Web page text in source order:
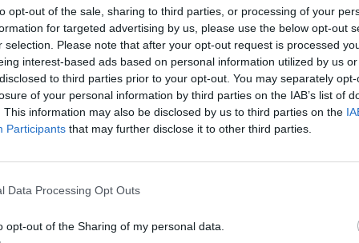
opt-out of the sale, sharing to third parties, or processing of your
for targeted advertising by us, please use the below opt-out
selection. Please note that after your opt-out request is processed
interest-based ads based on personal information utilized by us
to third parties prior to your opt-out. You may separately
of your personal information by third parties on the IAB’s list of
This information may also be disclosed by us to third parties on the
Participants that may further disclose it to other third parties.
Data Processing Opt Outs
opt-out of the Sharing of my personal data.
να κάνει ξανά σανκαινούριαένα
παρουσιάζεται σε ένα βίντεο στοInstagram.
στο εσωτερικό ενός νεροχύτη, όπου
σπιτιού. Στη συνέχεια, τρίβονται με
όπου προστίθεται απορρυπαντικό
πετσέτα.
πλύσης των 15′, φαίνεται να
μόλις από το κατάστημα.
μέχρι να δοκιμάσουμε το τρικ,